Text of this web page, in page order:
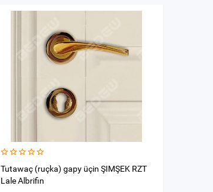
Tutawaç (ruçka) gapy üçin ŞIMŞEK RZT
Lale Albrifin